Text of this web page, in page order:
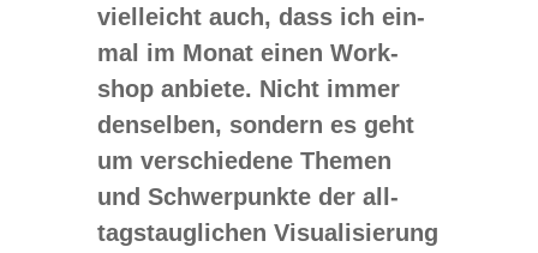
viel­leicht auch, dass ich ein­
mal im Monat einen Work­
shop anbiete. Nicht immer
den­sel­ben, son­dern es geht
um ver­schie­dene The­men
und Schwer­punkte der all­
tags­taug­li­chen Visua­li­sie­rung